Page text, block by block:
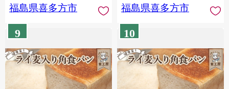
福島県喜多方市
福島県喜多方市
9 10